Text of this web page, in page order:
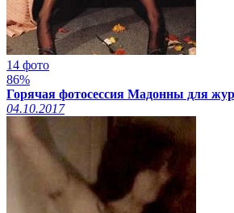
14 фото
86%
Горячая фотосессия Мадонны для
04.10.2017